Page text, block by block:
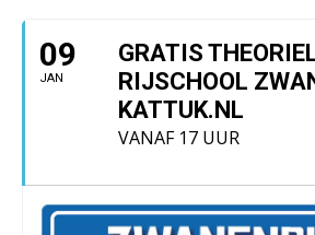
09
JAN
GRATIS
RIJSCHOOL
KATTUK.NL
VANAF 17 UUR